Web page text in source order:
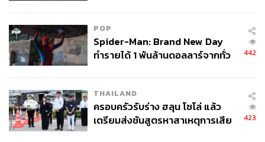
POP
Spider-Man: Brand New Day
ทำรายได้ 1 พันล้านดอลลาร์จากทั่ว
442
THAILAND
ครอบครัวรับร่าง ฮลุน โซโล่ แล้ว
เตรียมส่งชันสูตรหาสาเหตุการเสีย
423